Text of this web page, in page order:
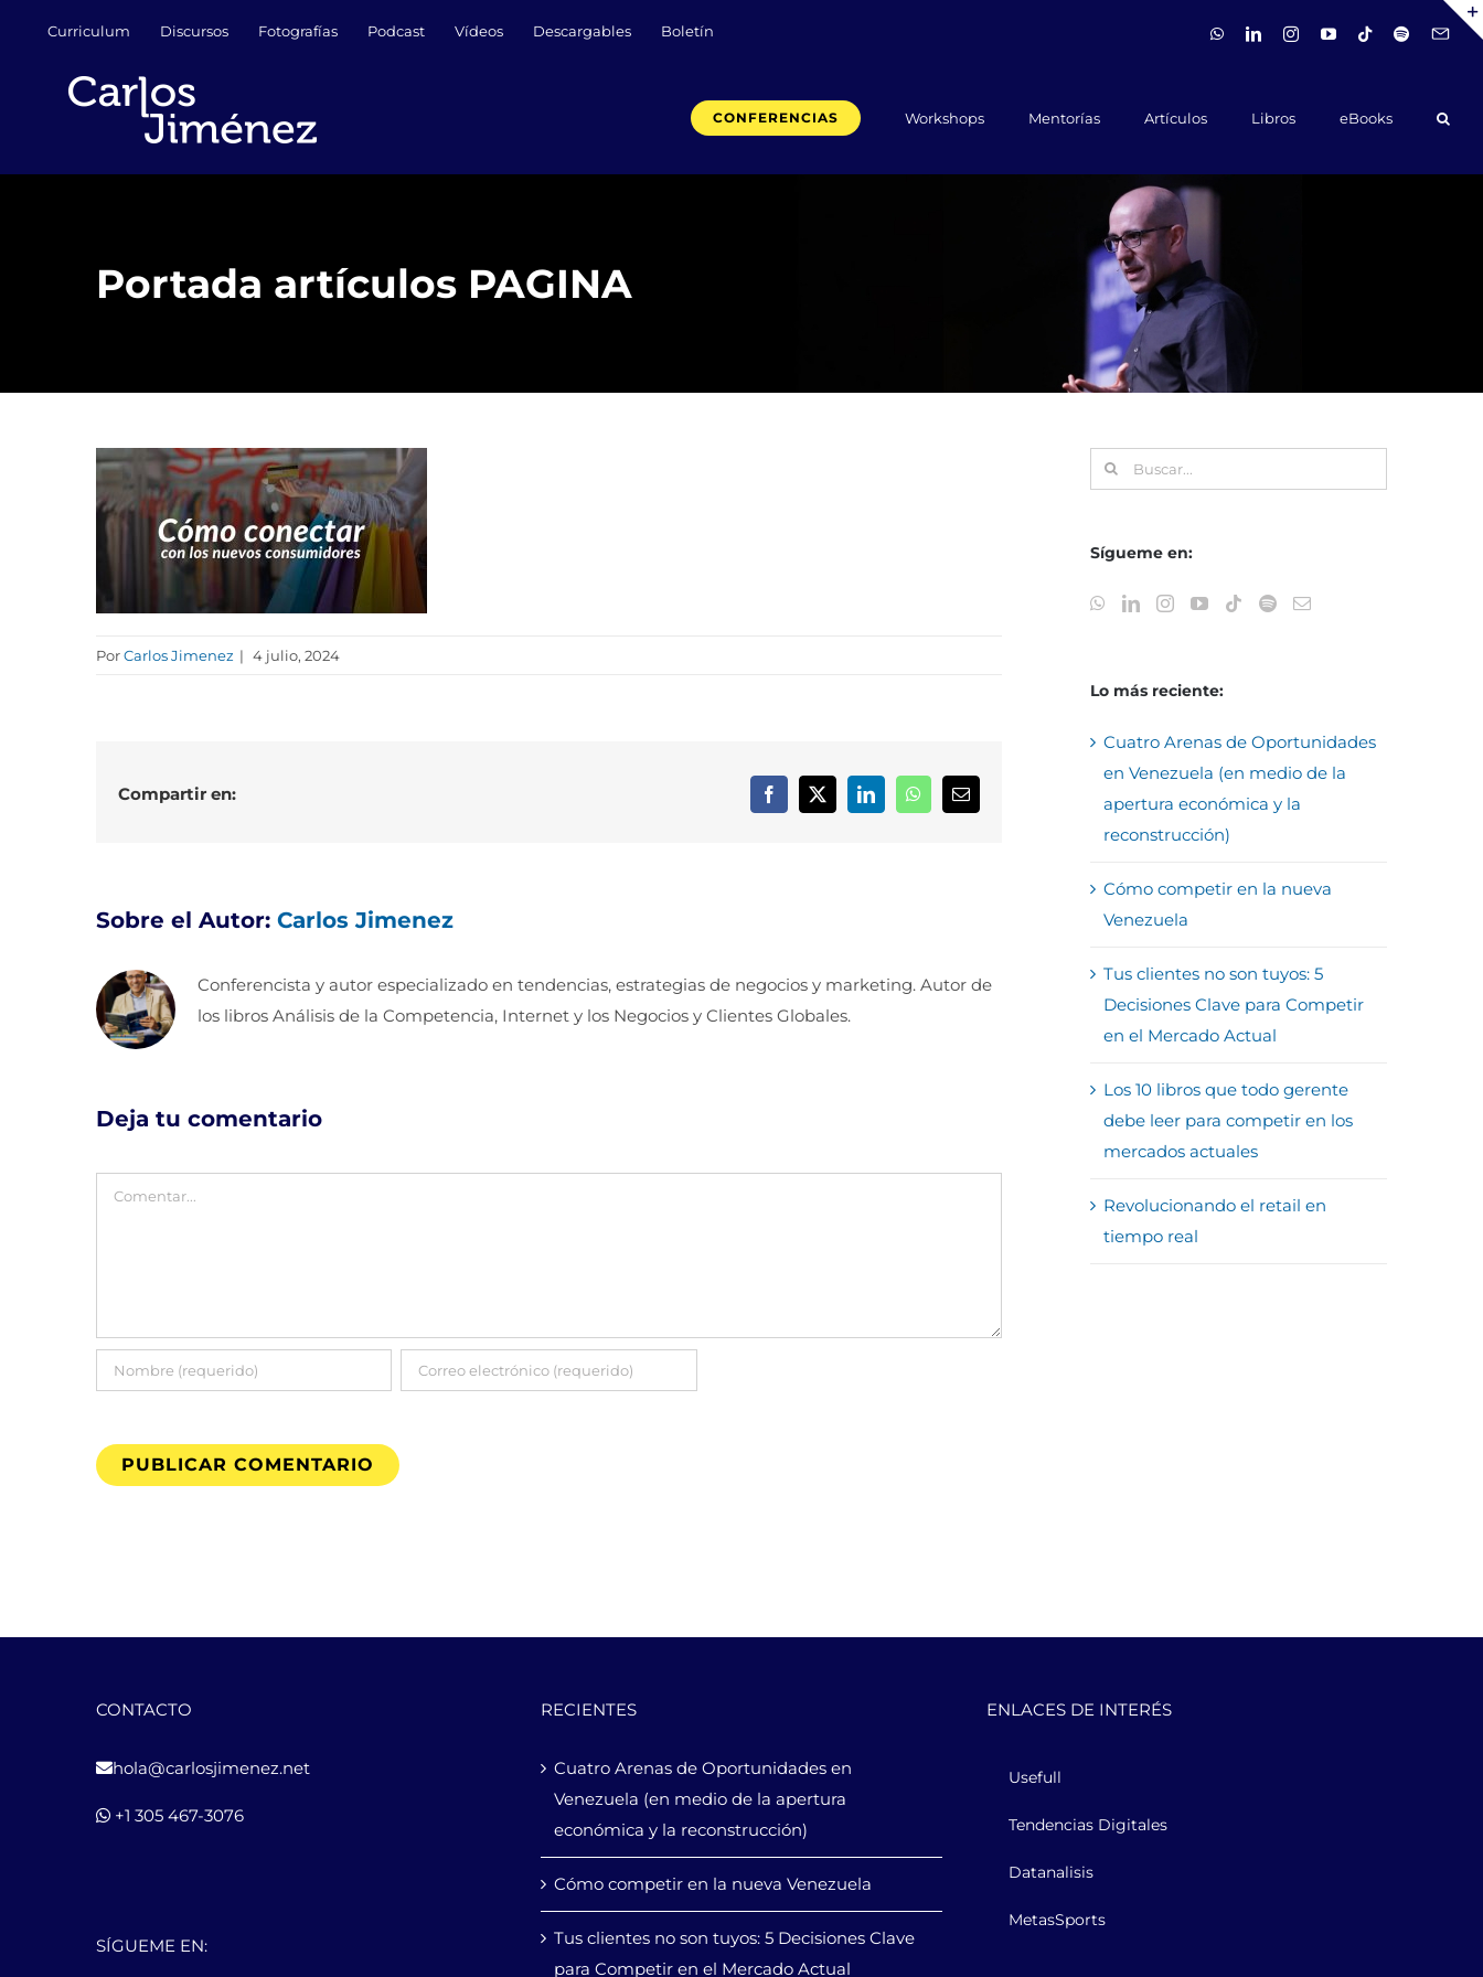
contenido
Curriculum Discursos Fotografías Podcast Vídeos Descargables Boletín WhatsApp
LinkedInInstagramYouTubeTiktokSpotify
CONFERENCIAS Workshops Mentorías Artículos Libros eBooks
Portada artículos PAGINA
PorCarlos Jimenez | 4 julio, 2024
Compartir en: Facebook
X LinkedInWhatsAppCorreo
electrónico
Sobre el Autor: Carlos Jimenez
Conferencista y autor especializado en tendencias, estrategias de negocios y marketing. Autor de
los libros Análisis de la Competencia, Internet y los Negocios y Clientes Globales.
Deja tu comentario
Comentar
Buscar:
Sígueme en:
Lo más reciente:
Cuatro Arenas de Oportunidades
en Venezuela (en medio de la
apertura económica y la
reconstrucción)
Cómo competir en la nueva
Venezuela
Tus clientes no son tuyos: 5
Decisiones Clave para Competir
en el Mercado Actual
Los 10 libros que todo gerente
debe leer para competir en los
mercados actuales
Revolucionando el retail en
tiempo real
CONTACTO
hola@carlosjimenez.net
+1 305 467-3076
SÍGUEME EN:
RECIENTES
Cuatro Arenas de Oportunidades en
Venezuela (en medio de la apertura
económica y la reconstrucción)
Cómo competir en la nueva Venezuela
Tus clientes no son tuyos: 5 Decisiones Clave
para Competir en el Mercado Actual
ENLACES DE INTERÉS
Usefull
Tendencias Digitales
Datanalisis
MetasSports